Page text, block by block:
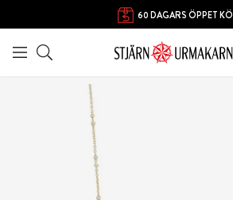
60 DAGARS ÖPPET